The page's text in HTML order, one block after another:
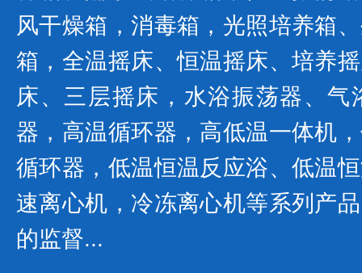
风干燥箱，消毒箱，光照培养箱
箱，全温摇床、恒温摇床、培养
床、三层摇床，水浴振荡器、气
器，高温循环器，高低温一体机
循环器，低温恒温反应浴、低温
速离心机，冷冻离心机等系列产
的监督...